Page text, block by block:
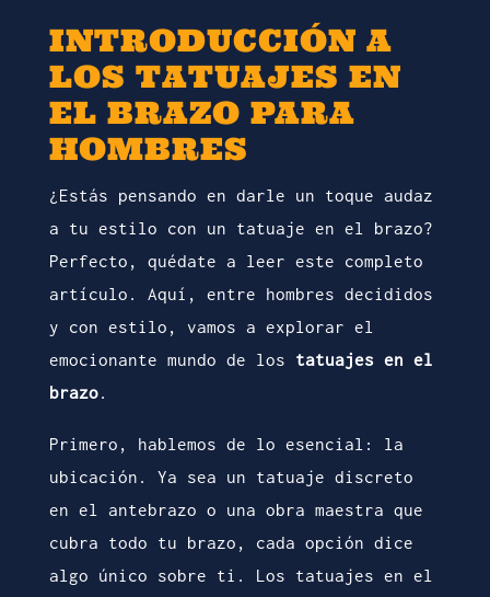
INTRODUCCIÓN A
LOS TATUAJES EN
EL BRAZO PARA
HOMBRES
¿Estás pensando en darle un toque audaz
a tu estilo con un tatuaje en el brazo?
Perfecto, quédate a leer este completo
artículo. Aquí, entre hombres decididos
y con estilo, vamos a explorar el
emocionante mundo de los tatuajes en el
brazo.
Primero, hablemos de lo esencial: la
ubicación. Ya sea un tatuaje discreto
en el antebrazo o una obra maestra que
cubra todo tu brazo, cada opción dice
algo único sobre ti. Los tatuajes en el